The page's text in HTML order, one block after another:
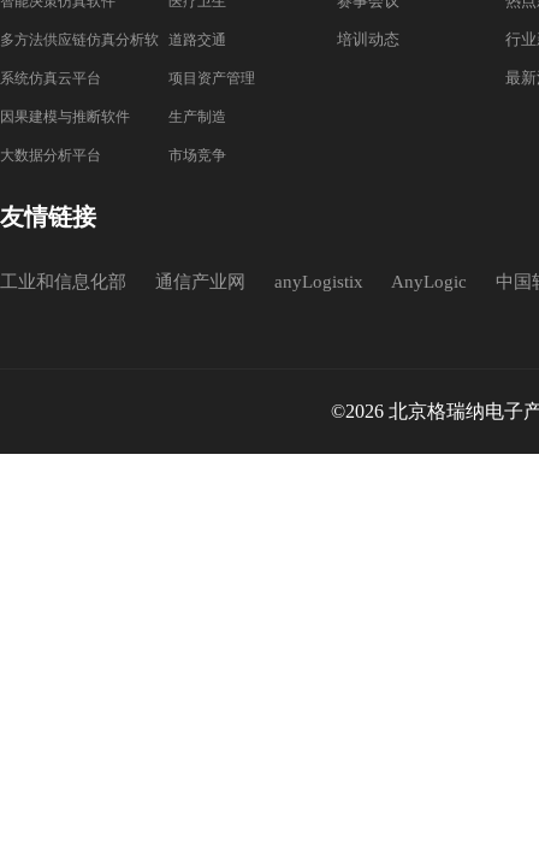
多方法供应链仿真分析软
件
系统仿真云平台
因果建模与推断软件
大数据分析平台
道路交通
项目资产管理
生产制造
市场竞争
培训动态 行
最
友情链接
工业和信息化部 通信产业网 anyLogistix AnyLogic 中国
©2026 北京格瑞纳电子